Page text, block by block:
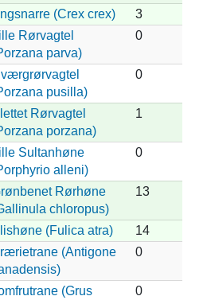
(Crex crex)
3
Rørvagtel
parva)
0
pusilla)
0
Rørvagtel
porzana)
1
Sultanhøne
alleni)
0
Rørhøne
chloropus)
13
(Fulica atra)
14
(Antigone
0
(Grus
0